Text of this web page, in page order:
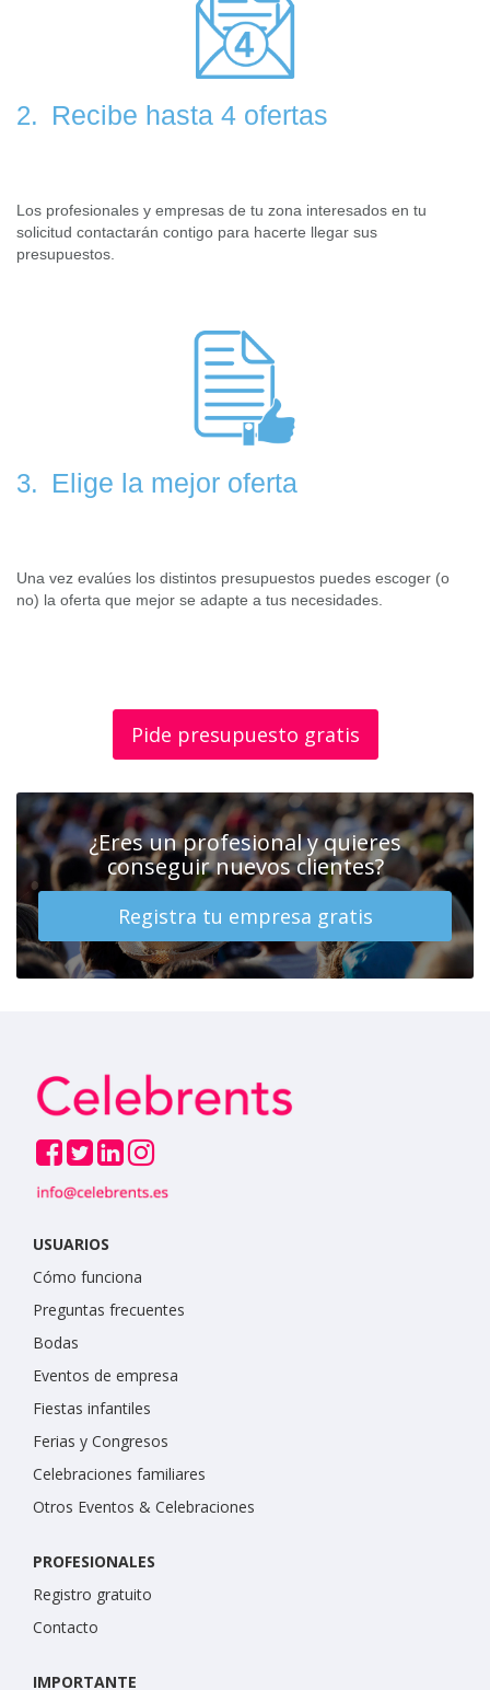
2. Recibe hasta 4 ofertas
Los profesionales y empresas de tu zona interesados en tu
solicitud contactarán contigo para hacerte llegar sus
presupuestos.
3. Elige la mejor oferta
Una vez evalúes los distintos presupuestos puedes escoger (o
no) la oferta que mejor se adapte a tus necesidades.
Pide presupuesto gratis
¿Eres un profesional y quieres
conseguir nuevos clientes?
Registra tu empresa gratis
USUARIOS
Cómo funciona
Preguntas frecuentes
Bodas
Eventos de empresa
Fiestas infantiles
Ferias y Congresos
Celebraciones familiares
Otros Eventos & Celebraciones
PROFESIONALES
Registro gratuito
Contacto
IMPORTANTE